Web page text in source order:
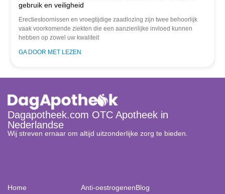
gebruik en veiligheid
Erectiestoornissen en vroegtijdige zaadlozing zijn twee behoorlijk
vaak voorkomende ziekten die een aanzienlijke invloed kunnen
hebben op zowel uw kwaliteit
GA DOOR MET LEZEN
Dagapotheek.com OTC Apotheek in
Nederlandse
Wij streven ernaar om altijd uitzonderlijke zorg te bieden.
Home Anti-oestrogenenBlog